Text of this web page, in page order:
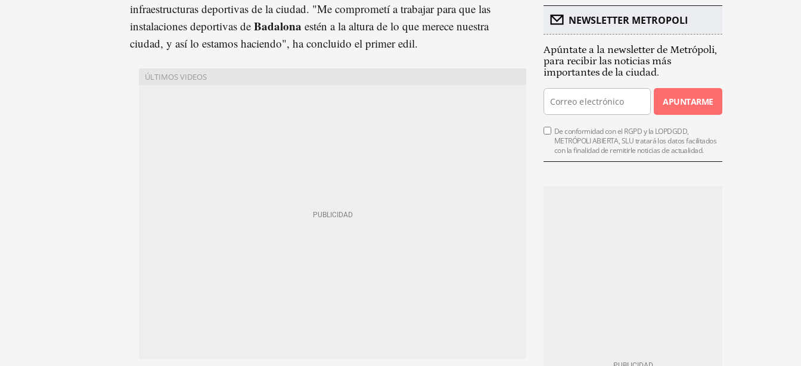
infraestructuras deportivas de la ciudad. "Me comprometí a trabajar para que las
instalaciones deportivas de Badalona estén a la altura de lo que merece nuestra
ciudad, y así lo estamos haciendo", ha concluido el primer edil.
NEWSLETTER METROPOLI
Apúntate a la newsletter de Metrópoli,
para recibir las noticias más
importantes de la ciudad.
APUNTARME
De conformidad con el RGPD y la LOPDGDD,
METRÓPOLI ABIERTA, SLU tratará los datos facilitados
con la finalidad de remitirle noticias de actualidad.